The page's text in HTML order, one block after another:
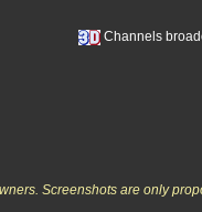
Channels
Screenshots are only